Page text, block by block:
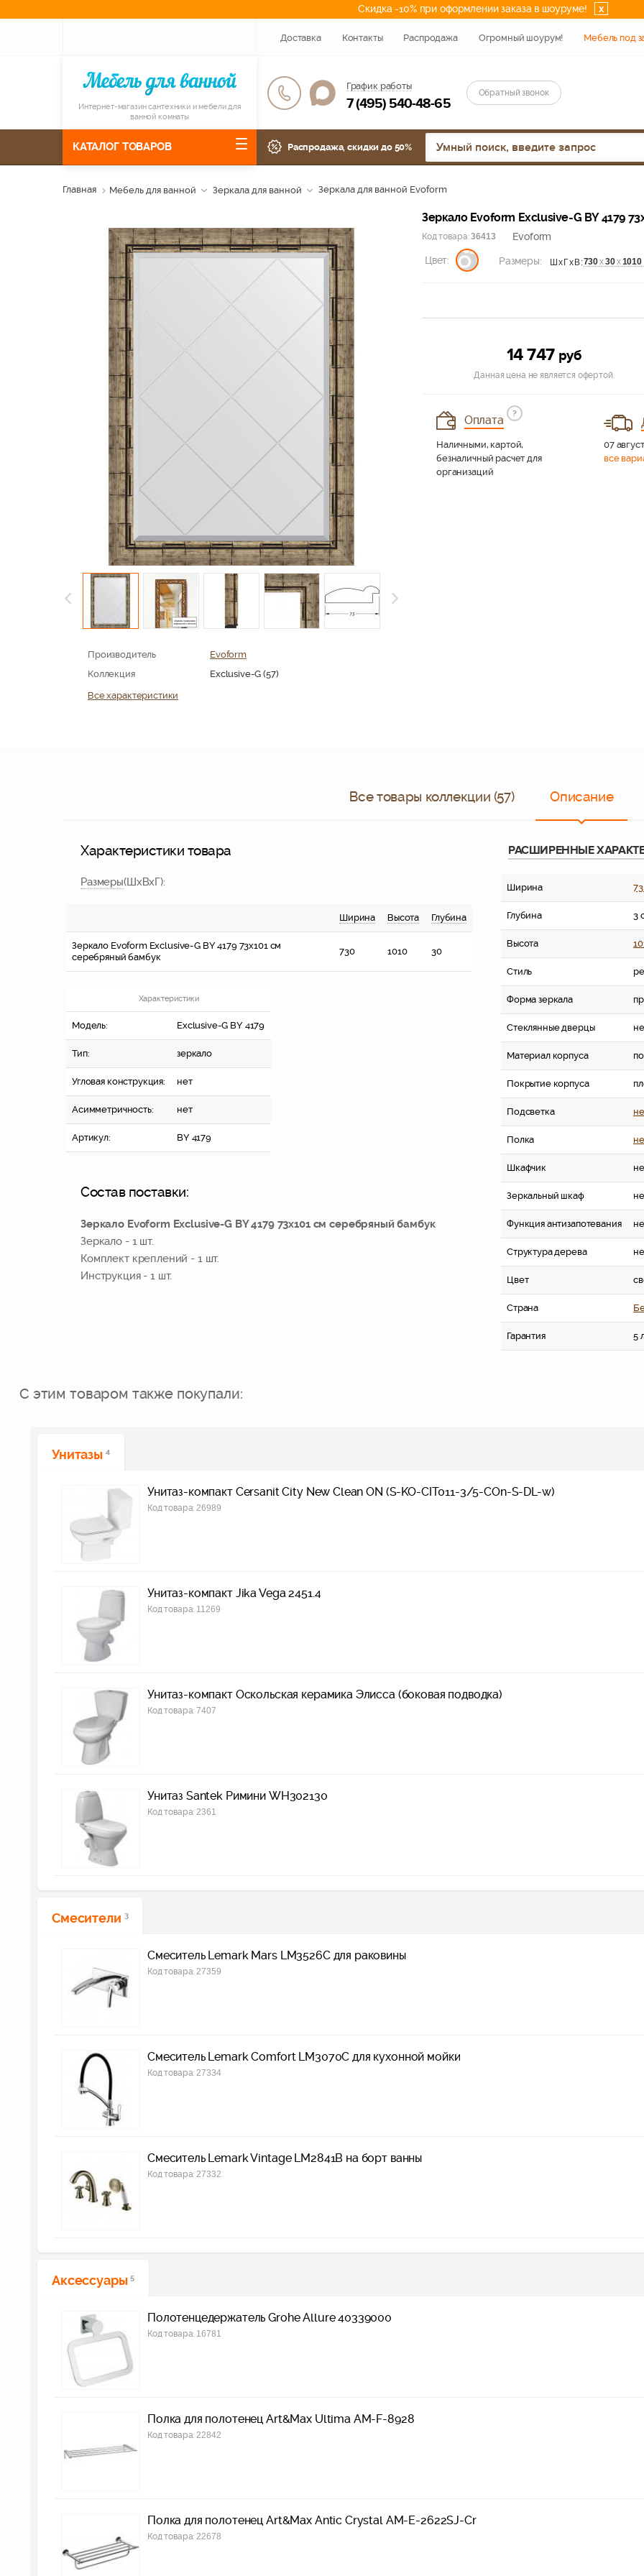
Скидка -10% при оформлении заказа в шоуруме! x
Доставка Контакты Распродажа Огромный шоурум! Мебель под
Интернет-магазин сантехники и мебели для
ванной комнаты
График работы
7 (495) 540-48-65
Обратный звонок
КАТАЛОГ ТОВАРОВ Распродажа, скидки до 50%
Главная Мебель для ванной Зеркала для ванной Зеркала для ванной Evoform
Зеркало Evoform Exclusive-G BY 4179
Код товара: 36413 Evoform
Цвет: Размеры: ШхГхВ:730х30х
Производитель
Evoform
Коллекция
Exclusive-G (57)
Все характеристики
14 747 руб
Данная цена не является офертой.
Оплата
?
Наличными, картой,
безналичный расчет для
организаций
07
все
Все товары коллекции (57) Описание
Характеристики товара
Размеры(ШхВхГ):
Ширина Высота Глубина
Зеркало Evoform Exclusive-G BY 4179 73x101 см
серебряный бамбук
730 1010 30
Характеристики
Модель: Exclusive-G BY 4179
Тип: зеркало
Угловая конструкция: нет
Асимметричность: нет
Артикул: BY 4179
Состав поставки:
Зеркало Evoform Exclusive-G BY 4179 73x101 см серебряный бамбук
Зеркало - 1 шт.
Комплект креплений - 1 шт.
Инструкция - 1 шт.
РАСШИРЕННЫЕ
Ширина
Глубина 3
Высота
Стиль
Форма зеркала
Стеклянные дверцы
Материал корпуса
Покрытие корпуса
Подсветка
Полка
Шкафчик
Зеркальный шкаф
Функция антизапотевания
Структура дерева
Цвет
Страна
Гарантия 5
С этим товаром также покупали:
Унитазы 4
Унитаз-компакт Cersanit City New Clean ON (S-KO-CIT011-3/5-COn-S-DL-w)
Код товара: 26989
Унитаз-компакт Jika Vega 2451.4
Код товара: 11269
Унитаз-компакт Оскольская керамика Элисса (боковая подводка)
Код товара:7407
Унитаз Santek Римини WH302130
Код товара: 2361
Смесители 3
Смеситель Lemark Mars LM3526C для раковины
Код товара: 27359
Смеситель Lemark Comfort LM3070C для кухонной мойки
Код товара: 27334
Смеситель Lemark Vintage LM2841B на борт ванны
Код товара: 27332
Аксессуары 5
Полотенцедержатель Grohe Allure 40339000
Код товара: 16781
Полка для полотенец Art&Max Ultima AM-F-8928
Код товара: 22842
Полка для полотенец Art&Max Antic Crystal AM-E-2622SJ-Cr
Код товара: 22678